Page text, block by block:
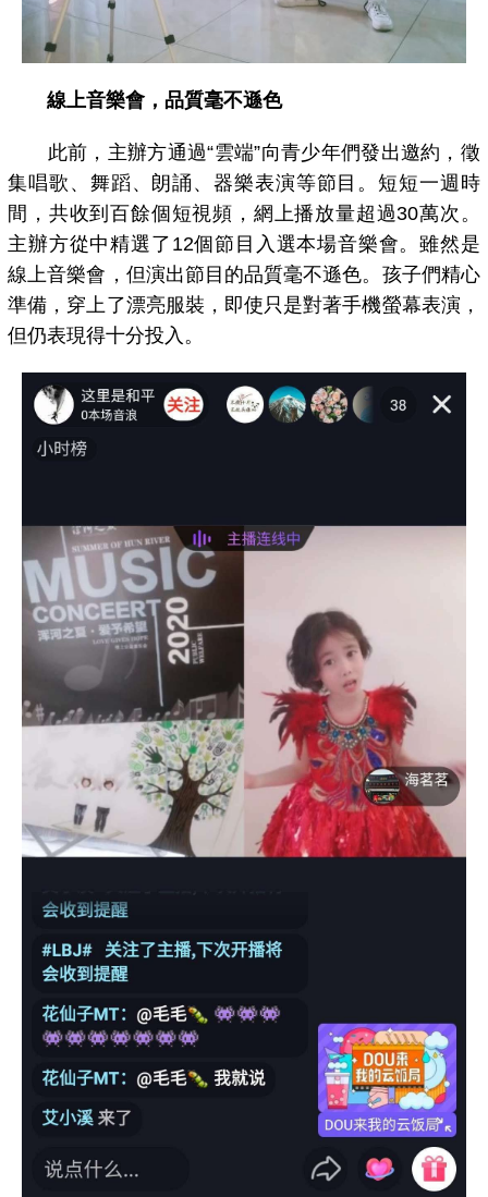
線上音樂會，品質毫不遜色
此前，主辦方通過“雲端”向青少年們發出邀約，徵
集唱歌、舞蹈、朗誦、器樂表演等節目。短短一週時
間，共收到百餘個短視頻，網上播放量超過30萬次。
主辦方從中精選了12個節目入選本場音樂會。雖然是
線上音樂會，但演出節目的品質毫不遜色。孩子們精心
準備，穿上了漂亮服裝，即使只是對著手機螢幕表演，
但仍表現得十分投入。